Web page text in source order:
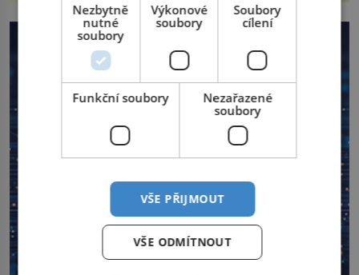
Nezbytně
nutné
soubory
Výkonové
soubory
Soubory
cílení
Funkční soubory
Nezařazené
soubory
VŠE PŘIJMOUT
VŠE ODMÍTNOUT